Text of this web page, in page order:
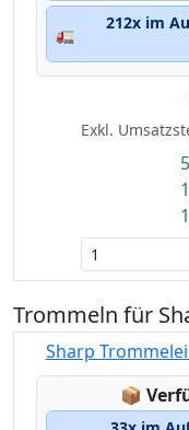
🚛
212x im
Exkl.
Trommeln für
Sharp
📦